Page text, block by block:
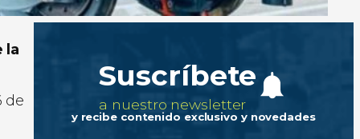
la
de
Suscríbete
a nuestro newsletter
y recibe contenido exclusivo y novedades